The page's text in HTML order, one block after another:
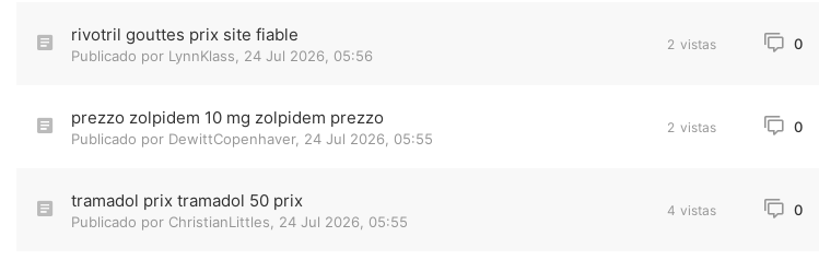
rivotril gouttes prix site fiable
Publicado por LynnKlass 24 Jul 2026, 05:56
2 vistas 0
prezzo zolpidem 10 mg zolpidem prezzo
Publicado por DewittCopenhaver, 24 Jul 2026, 05:55
2 vistas 0
tramadol prix tramadol 50 prix
Publicado por ChristianLittles 24 Jul 2026, 05:55
4 vistas 0